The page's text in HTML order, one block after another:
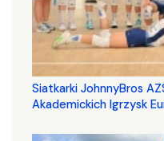
Siatkarki JohnnyBros
Akademickich Igrzysk